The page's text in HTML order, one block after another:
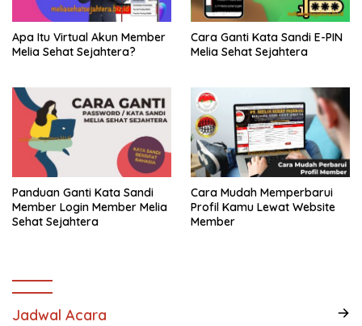
Apa Itu Virtual Akun Member
Melia Sehat Sejahtera?
Cara Ganti Kata Sandi E-PIN
Melia Sehat Sejahtera
Panduan Ganti Kata Sandi
Member Login Member Melia
Sehat Sejahtera
Cara Mudah Memperbarui
Profil Kamu Lewat Website
Member
Jadwal Acara